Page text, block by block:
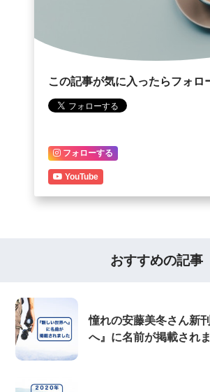
この記事が気に入ったらフォロ
フォローする
YouTube
おすすめの記事
憧れの安藤美冬さん新
へ』に名前が掲載され